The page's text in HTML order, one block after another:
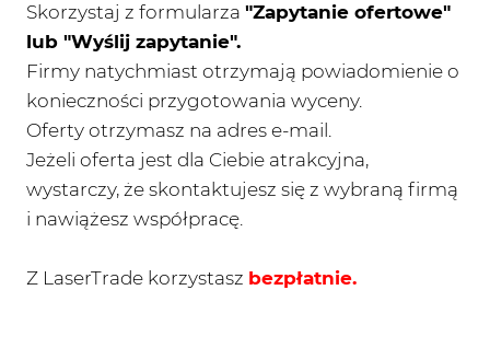
Skorzystaj z formularza "Zapytanie ofertowe"
lub "Wyślij zapytanie".
Firmy natychmiast otrzymają powiadomienie o
konieczności przygotowania wyceny.
Oferty otrzymasz na adres e-mail.
Jeżeli oferta jest dla Ciebie atrakcyjna,
wystarczy, że skontaktujesz się z wybraną firmą
i nawiążesz współpracę.
Z LaserTrade korzystasz bezpłatnie.